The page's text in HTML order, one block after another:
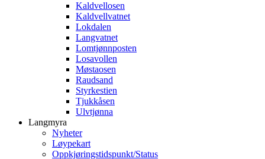
Kaldvellosen
Kaldvellvatnet
Lokdalen
Langvatnet
Lomtjønnposten
Losavollen
Møstaosen
Raudsand
Styrkestien
Tjukkåsen
Ulvtjønna
Langmyra
Nyheter
Løypekart
Oppkjøringstidspunkt/Status